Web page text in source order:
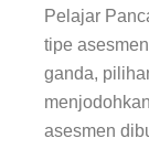
Pelajar
tipe
ganda,
asesmen